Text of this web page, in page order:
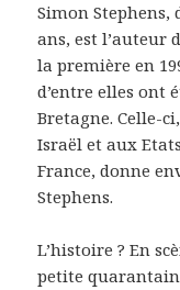
Simon
ans, est l’auteur
la première en
d’entre elles ont
Bretagne. Celle-
Israël et aux
France, donne
Stephens.
L’histoire ? En
petite